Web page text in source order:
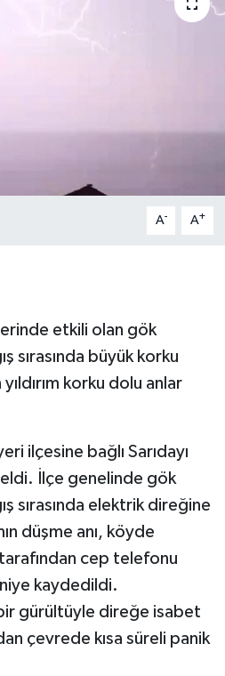
A- A+
etkili olan gök
sırasında büyük korku
korku dolu anlar
ilçesine bağlı Sarıdayı
İlçe genelinde gök
sırasında elektrik direğine
düşme anı, köyde
cep telefonu
kaydedildi.
gürültüyle direğe isabet
çevrede kısa süreli panik